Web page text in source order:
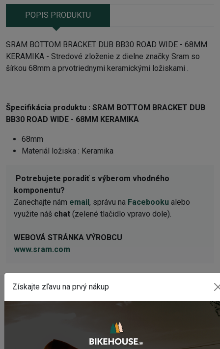
POPIS PRODUKTU
SRAM BOTTOM BRACKET DUB BB30 ROAD WIDE - 68MM
KERAMIKA - Stredové zloženie z dielne značky Sram so
šírkou 68mm a prvotriednymi keramickými ložiskami .
Špecifikácia produktu : SRAM BOTTOM BRACKET DUB
BB30 ROAD WIDE - 68MM KERAMIKA
68mm
Materiál ložiska : Keramika
Potrebujete poradiť s výberom vhodného
komponentu?
Zanechajte nám email, správu na Facebooku alebo
využite náš chat (zelené tlačidlo vpravo dole).
WEBOVÁ STRÁNKA VÝROBCU
www.sram.com
POSLEDNÉ PRIDANÉ PRODUKTY
Predné svetlo CRUSSIS CRS 1200
74,95 €
Získajte zľavu na prvý nákup